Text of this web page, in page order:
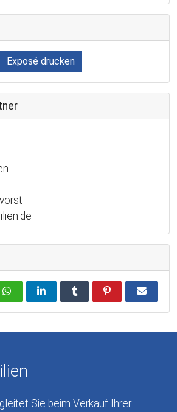
Exposé drucken
Sie beim Verkauf Ihrer